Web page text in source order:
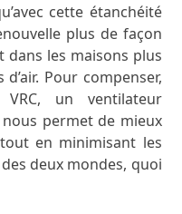
cette étanchéité
plus de façon
dans les maisons plus
Pour compenser,
un ventilateur
permet de mieux
en minimisant les
deux mondes, quoi